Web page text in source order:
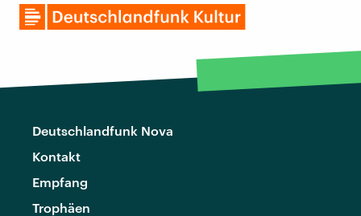
Deutschlandfunk Nova
Kontakt
Empfang
Trophäen